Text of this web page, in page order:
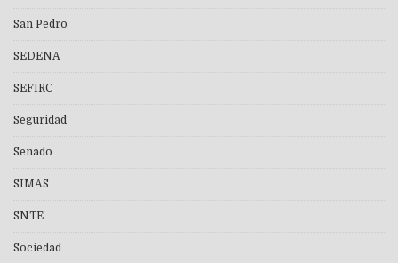
San Pedro
SEDENA
SEFIRC
Seguridad
Senado
SIMAS
SNTE
Sociedad